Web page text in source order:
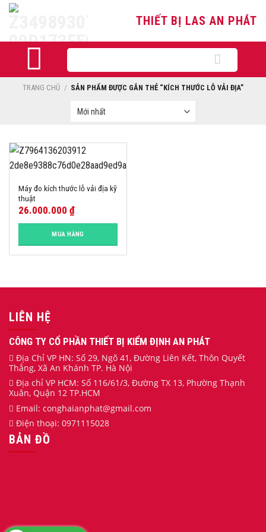
Skip
THIẾT BỊ LAS AN PHÁT
kiếm:
TRANG CHỦ / SẢN PHẨM ĐƯỢC GẮN THẺ “KÍCH THƯỚC LỖ VẢI ĐỊA”
Máy đo kích thước lỗ vải địa kỹ
thuật
26.000.000 ₫
MUA HÀNG
LIÊN HỆ
CÔNG TY CỔ PHẦN THIẾT BỊ KIỂM ĐỊNH AN PHÁT
Địa Chỉ VP HN: Số 29, Ngõ 41, Đường Liên Kết, Thôn Quyết
Thắng, Xã An Khánh TP. Hà Nội
Địa chỉ VP HCM: Số 116/61/3, Đường TX 13, Phường Thạnh
Xuân, Quận 12 TP.HCM
Email: conghaianphat@gmail.com
Điện thoại: 0971115028
BẢN ĐỒ